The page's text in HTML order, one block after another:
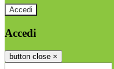
Accedi
Accedi
button close ×